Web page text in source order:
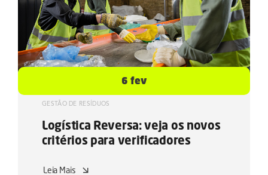
6 fev
GESTÃO DE RESÍDUOS
Logística Reversa: veja os novos
critérios para verificadores
Leia Mais